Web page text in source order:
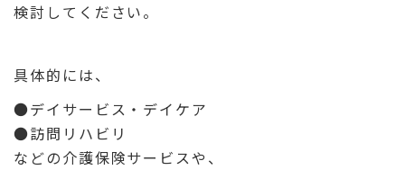
検討してください。
具体的には、
●デイサービス・デイケア
●訪問リハビリ
などの介護保険サービスや、